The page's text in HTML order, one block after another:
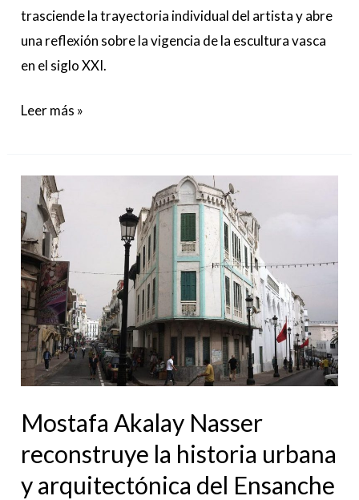
trasciende la trayectoria individual del artista y abre
una reflexión sobre la vigencia de la escultura vasca
en el siglo XXI.
Leer más »
Mostafa Akalay Nasser
reconstruye la historia urbana
y arquitectónica del Ensanche
Mostafa
Akalay
Nasser
reconstruye
la
historia
urbana
y
arquitectónica
del
Ensanche
de
Tetuán